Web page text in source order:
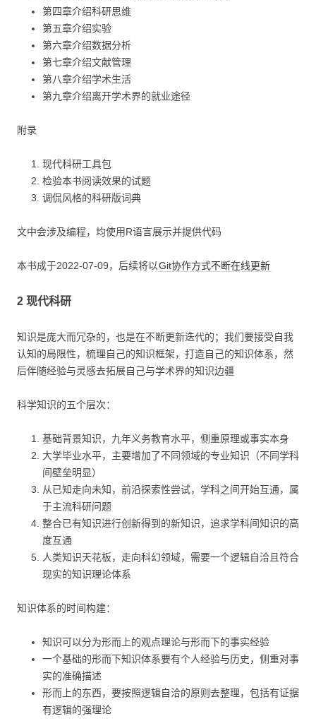
第四章介绍科研思维
第五章介绍实验
第六章介绍数据分析
第七章介绍文献管理
第八章介绍学术生活
第九章介绍离开学术界的就业途径
附录
现代科研工具包
检验本书阅读效果的试题
调侃风格的科研版词典
文中会涉及编程，均使用R语言展示并提供代码
本书成于2022-07-09，后续将以 Git协作方式不断在线更新
2 现代科研
知识是庞大而冗杂的，也是在不断更新迭代的；我们要接受自我
认知的局限性，梳理自己的知识框架，打造自己的知识体系，然
后伴随经验与灵感去拓展自己与学术界的知识边疆
科学知识的五个层次：
基础背景知识，九年义务教育水平，侧重原理或事实本身
大学毕业水平，主要增加了不同领域的专业知识（不同学科
间壁垒明显）
从已知走向未知，前沿探索性尝试，学科之间开始互通，属
于主流科研问题
整合已有知识进行创新得到的新知识，追求学科间知识的高
度互通
人类知识天花板，走向科幻领域，需要一个逻辑自洽且符合
现实的知识理论体系
知识体系的时间构建：
知识可以分为形而上的观点理论与形而下的事实经验
一个基础的形而下知识体系要有个人经验与历史，侧重对事
实的准确描述
形而上的东西，要按照逻辑自洽的原则去整理，包括有证据
有逻辑的强理论